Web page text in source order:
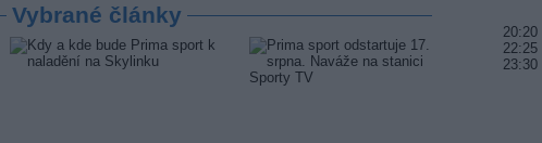
Vybrané články
20:20
22:25
23:30